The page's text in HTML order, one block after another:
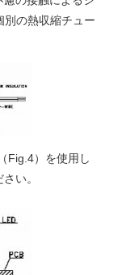
別の熱収縮チュー
Fig.4）を使用し
い。